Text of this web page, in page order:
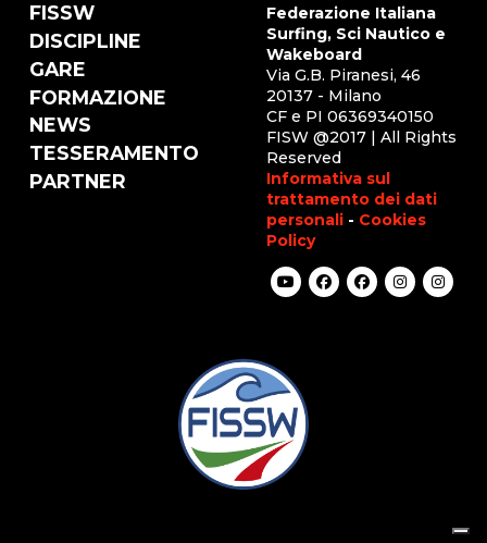
FISSW
DISCIPLINE
GARE
FORMAZIONE
NEWS
TESSERAMENTO
PARTNER
Federazione Italiana
Surfing, Sci Nautico e
Wakeboard
Via G.B. Piranesi, 46
20137 - Milano
CF e PI 06369340150
FISW @2017 | All Rights
Reserved
Informativa sul
trattamento dei dati
personali - Cookies
Policy